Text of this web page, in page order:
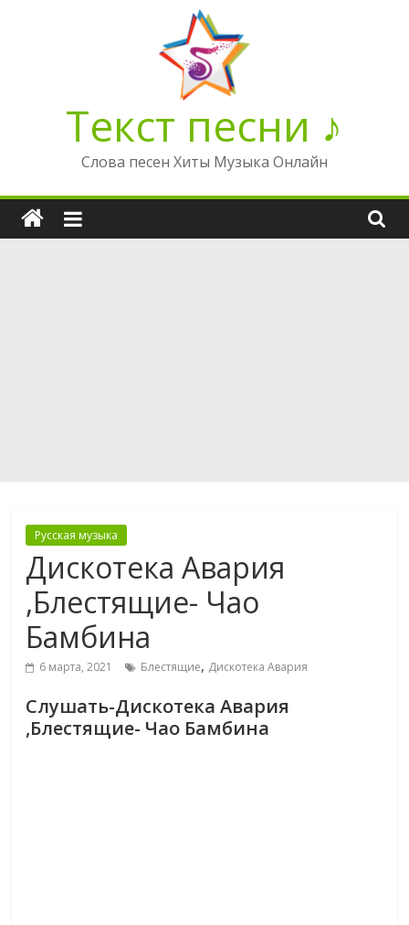
Текст песни ♪
Слова песен Хиты Музыка Онлайн
Русская музыка
Дискотека Авария
,Блестящие- Чао
Бамбина
6 марта, 2021 Блестящие, Дискотека Авария
Слушать-Дискотека Авария
,Блестящие- Чао Бамбина